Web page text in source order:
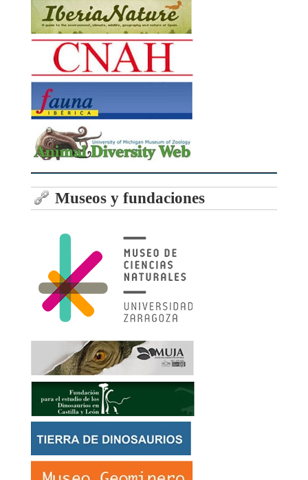
Museos y fundaciones